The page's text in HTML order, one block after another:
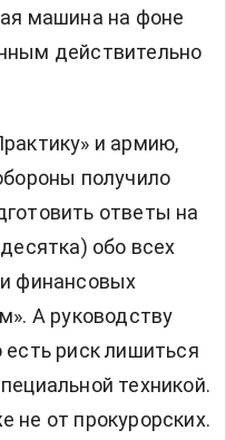
машина на фоне
действительно
и армию,
получило
ответы на
обо всех
финансовых
А руководству
есть риск лишиться
техникой.
не от прокурорских.